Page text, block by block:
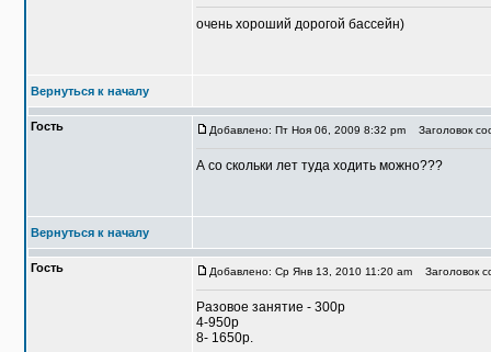
очень хороший дорогой бассейн)
Вернуться к началу
Гость Добавлено: Пт Ноя 06, 2009 8:32 pm Заголовок
А со скольки лет туда ходить можно???
Вернуться к началу
Гость Добавлено: Ср Янв 13, 2010 11:20 am Заголовок
Разовое занятие - 300р
4-950р
8- 1650р.